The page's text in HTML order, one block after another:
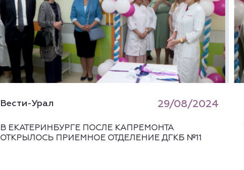
Вести-Урал 29/08/2024
В ЕКАТЕРИНБУРГЕ ПОСЛЕ КАПРЕМОНТА
ОТКРЫЛОСЬ ПРИЕМНОЕ ОТДЕЛЕНИЕ ДГКБ №11